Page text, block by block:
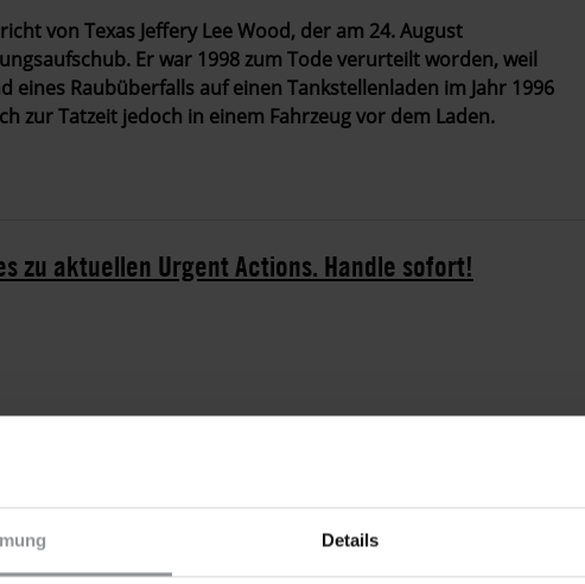
Details
von Texas Jeffery Lee Wood, der am 24. August
Er war 1998 zum Tode verurteilt worden, weil
Raubüberfalls auf einen Tankstellenladen im Jahr 1996
zur Tatzeit jedoch in einem Fahrzeug vor dem Laden.
zu aktuellen Urgent Actions. Handle sofort!
Laden einer Texaco-Tankstelle in Kerrville erschossen. Der
Jeffery Lee Wood, die zu dieser Zeit in einem Trailer in der
mit dem Fall festgenommen. Es ist unbestritten,
während Jeffery Wood vor dem Laden wartete. Daniel
2002 hingerichtet.